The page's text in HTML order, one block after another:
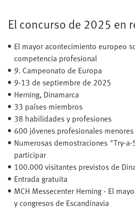
El concurso de 2025 en
El mayor acontecimiento europeo
competencia profesional
9. Campeonato de Europa​
9-13 de septiembre de 2025​
Herning, Dinamarca​
33 países miembros​
38 habilidades y profesiones
600 jóvenes profesionales
Numerosas demostraciones "Try-
participar
100.000 visitantes previstos de
Entrada gratuita
MCH Messecenter Herning - El
y congresos de Escandinavia